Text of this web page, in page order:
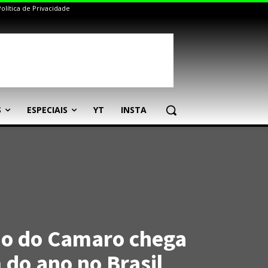
de Privacidade
ESPECIAIS YT INSTA
do Camaro chega